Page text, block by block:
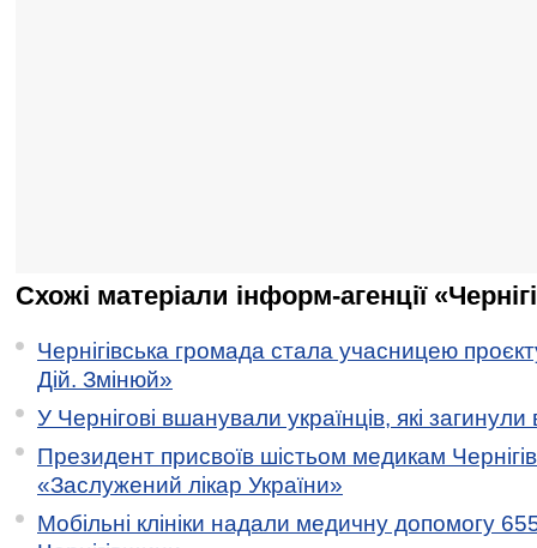
Схожі матеріали інформ-агенції
Чернігівська громада стала учасницею
Дій. Змінюй»
У Чернігові вшанували українців, які загинули
Президент присвоїв шістьом медикам
«Заслужений лікар України»
Мобільні клініки надали медичну допомогу